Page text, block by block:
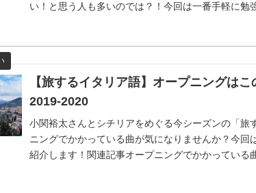
い！と思う人も多いのでは？！今回は一番手軽に勉
【旅するイタリア語】オープニングは
2019-2020
小関裕太さんとシチリアをめぐる今シーズンの「旅
ニングでかかっている曲が気になりませんか？今回
紹介します！関連記事オープニングでかかっている